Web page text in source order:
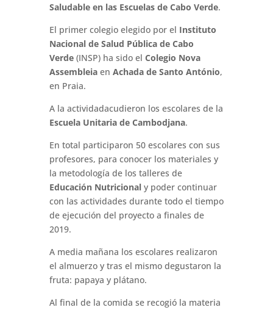
Saludable en las Escuelas de Cabo Verde.
El primer colegio elegido por el Instituto
Nacional de Salud Pública de Cabo
Verde(INSP) ha sido el Colegio Nova
Assembleiaen Achada de Santo António,
en Praia.
A la actividadacudieron los escolares de la
Escuela Unitaria de Cambodjana.
En total participaron 50 escolares con sus
profesores, para conocer los materiales y
la metodología de los talleres de
Educación Nutricionaly poder continuar
con las actividades durante todo el tiempo
de ejecución del proyecto a finales de
2019.
A media mañana los escolares realizaron
el almuerzo y tras el mismo degustaron la
fruta: papaya y plátano.
Al final de la comida se recogió la materia